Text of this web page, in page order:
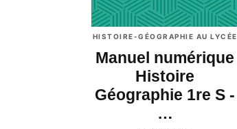
HISTOIRE-GÉOGRAPHIE AU LYCÉE
Manuel numérique
Histoire
Géographie 1re S -
…